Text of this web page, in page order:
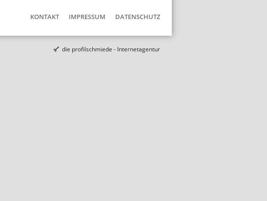
KONTAKT IMPRESSUM DATENSCHUTZ
die profilschmiede - Internetagentur